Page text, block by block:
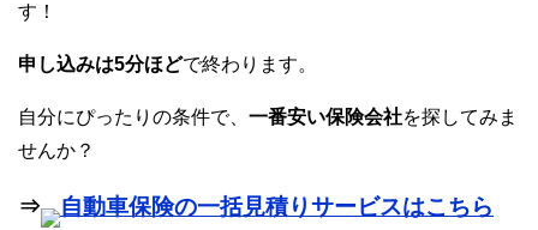
す！
申し込みは5分ほどで終わります。
自分にぴったりの条件で、 一番安い保険会社を探してみま
せんか？
⇒ 自動車保険の一括見積りサービスはこちら